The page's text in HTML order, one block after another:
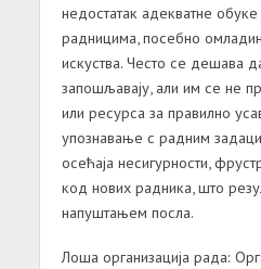
недостатак адекватне
радницима, посебно
искуства. Често се дешава
запошљавају, али им се не
или ресурса за правилно
упознавање с радним
осећаја несигурности,
код нових радника, што
напуштањем посла.
Лоша организација рада: